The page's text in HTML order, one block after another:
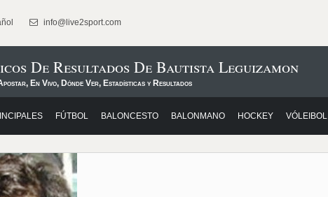
info@live2sport.com
De Resultados De Bautista Leguizamon
En Vivo, Dónde Ver, Estadísticas y Resultados
FÚTBOL BALONCESTO BALONMANO HOCKEY VÓLEIBOL